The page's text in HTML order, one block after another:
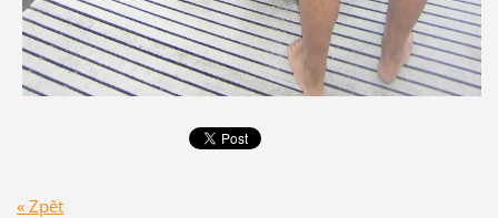
« Zpět